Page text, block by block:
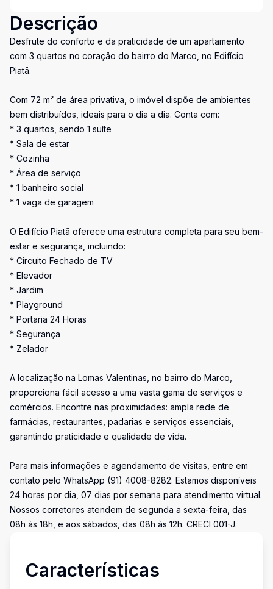
Descrição
Desfrute do conforto e da praticidade de um apartamento
com 3 quartos no coração do bairro do Marco, no Edifício
Piatã.
Com 72 m² de área privativa, o imóvel dispõe de ambientes
bem distribuídos, ideais para o dia a dia. Conta com:
* 3 quartos, sendo 1 suíte
* Sala de estar
* Cozinha
* Área de serviço
* 1 banheiro social
* 1 vaga de garagem
O Edifício Piatã oferece uma estrutura completa para seu bem-
estar e segurança, incluindo:
* Circuito Fechado de TV
* Elevador
* Jardim
* Playground
* Portaria 24 Horas
* Segurança
* Zelador
A localização na Lomas Valentinas, no bairro do Marco,
proporciona fácil acesso a uma vasta gama de serviços e
comércios. Encontre nas proximidades: ampla rede de
farmácias, restaurantes, padarias e serviços essenciais,
garantindo praticidade e qualidade de vida.
Para mais informações e agendamento de visitas, entre em
contato pelo WhatsApp (91) 4008-8282. Estamos disponíveis
24 horas por dia, 07 dias por semana para atendimento virtual.
Nossos corretores atendem de segunda a sexta-feira, das
08h às 18h, e aos sábados, das 08h às 12h. CRECI 001-J.
Características